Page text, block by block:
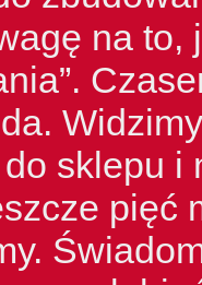
na to,
sklepu i
pięć